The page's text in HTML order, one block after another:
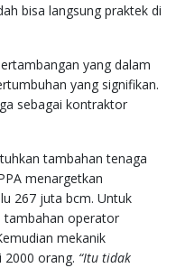
bisa langsung praktek di
yang dalam
yang signifikan.
sebagai kontraktor
tambahan tenaga
menargetkan
267 juta bcm. Untuk
tambahan operator
mekanik
2000 orang. “Itu tidak